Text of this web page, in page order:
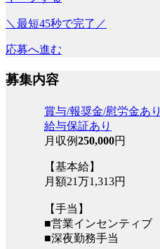
＼最短45秒で完了／
応募へ進む
募集内容
賞与/報奨金/慰労金あり
給与保証あり
月収例250,000円
【基本給】
月額21万1,313円
【手当】
■営業インセンティブ
■深夜勤務手当